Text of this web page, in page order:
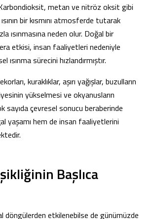
Karbondioksit, metan ve nitröz oksit gibi
bir kısmını atmosferde tutarak
ısınmasına neden olur. Doğal bir
etkisi, insan faaliyetleri nedeniyle
ısınma sürecini hızlandırmıştır.
kuraklıklar, aşırı yağışlar, buzulların
yükselmesi ve okyanusların
sayıda çevresel sonucu beraberinde
yaşamı hem de insan faaliyetlerini
Başlıca
döngülerden etkilenebilse de günümüzde